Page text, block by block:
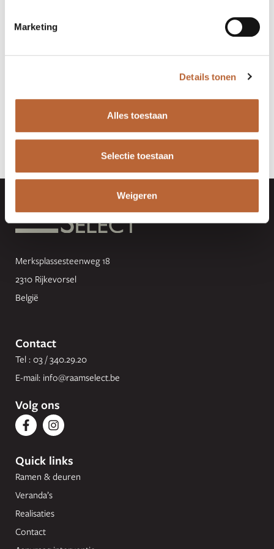
Marketing
Details tonen
Alles toestaan
Selectie toestaan
Weigeren
Terug naar overzicht
Merksplassesteenweg 18
2310 Rijkevorsel
België
Contact
Tel : 03 / 340.29.20
E-mail: info@raamselect.be
Volg ons
Quick links
Ramen & deuren
Veranda’s
Realisaties
Contact